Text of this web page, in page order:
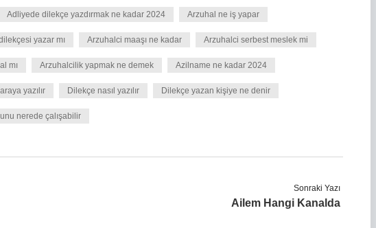
Adliyede dilekçe yazdırmak ne kadar 2024 Arzuhal ne iş yapar
yazar mı Arzuhalci maaşı ne kadar Arzuhalci serbest meslek mi
mı Arzuhalcilik yapmak ne demek Azilname ne kadar 2024
yazılır Dilekçe nasıl yazılır Dilekçe yazan kişiye ne denir
nerede çalışabilir
Sonraki Yazı
Ailem Hangi Kanalda